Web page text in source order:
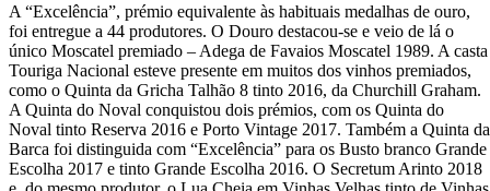
A “Excelência”, prémio equivalente às habituais medalhas de ouro,
foi entregue a 44 produtores. O Douro destacou-se e veio de lá o
único Moscatel premiado – Adega de Favaios Moscatel 1989. A casta
Touriga Nacional esteve presente em muitos dos vinhos premiados,
como o Quinta da Gricha Talhão 8 tinto 2016, da Churchill Graham.
A Quinta do Noval conquistou dois prémios, com os Quinta do
Noval tinto Reserva 2016 e Porto Vintage 2017. Também a Quinta da
Barca foi distinguida com “Excelência” para os Busto branco Grande
Escolha 2017 e tinto Grande Escolha 2016. O Secretum Arinto 2018